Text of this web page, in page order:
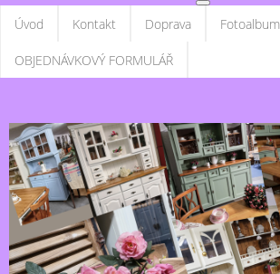
Úvod Kontakt Doprava Fotoalbum
OBJEDNÁVKOVÝ FORMULÁŘ